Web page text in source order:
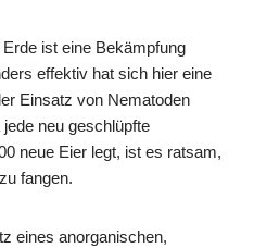
ist eine Bekämpfung
effektiv hat sich hier eine
Einsatz von Nematoden
neu geschlüpfte
neue Eier legt, ist es ratsam,
fangen.
eines anorganischen,